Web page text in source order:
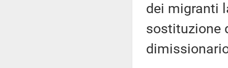
dei migranti
sostituzione